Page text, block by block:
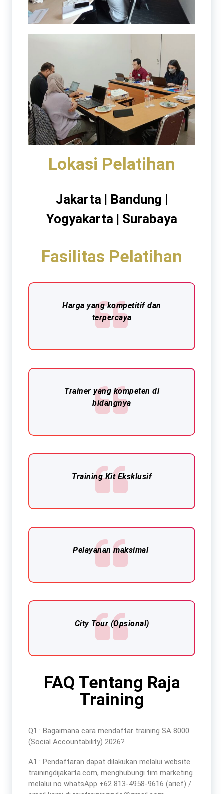
Lokasi Pelatihan
Jakarta | Bandung |
Yogyakarta | Surabaya
Fasilitas Pelatihan
Harga yang kompetitif dan
terpercaya
Trainer yang kompeten di
bidangnya
Training Kit Eksklusif​
Pelayanan maksimal
City Tour (Opsional)
FAQ Tentang Raja
Training
Q1 : Bagaimana cara mendaftar training SA 8000
(Social Accountability) 2026?
A1 : Pendaftaran dapat dilakukan melalui website
trainingdijakarta.com, menghubungi tim marketing
melalui no whatsApp +62 813-4958-9616 (arief) /